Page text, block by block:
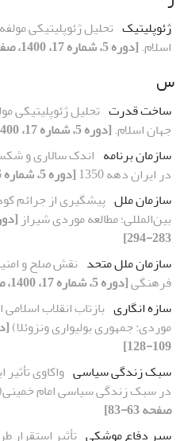
ژئوپلیتیک تحلیل ژئوپلیتیکی
اسلام.[دوره 5، شماره 17، 1400، صفحه 209-231]
س
ساخت قدرت تحلیل ژئوپلیتیکی
جهان اسلام.[دوره 5، شماره 17، 1400، صفحه 209-231]
سازمان برنامه اندک سالاری و
در ایران دهه 1350
[دوره 5، شماره 16، 1400، صفحه 261-281]
سازمان ملل پیشگیری از جرائم
بین‌المللی؛ مطالعه موردی شیراز
283-294]
سازمان ملل متحد نقش صلح و
فرهنگی[دوره 5، شماره 17، 1400، صفحه 73-87]
سازه انگاری بازتاب انقلاب
موردی: جمهوری بولیواری ونزوئلا)
109-128]
سبک زندگی سیاسی واکاوی
در سبک زندگی سیاسی امام
صفحه 63-83]
سپر دفاع موشکی تأثیر استقرار